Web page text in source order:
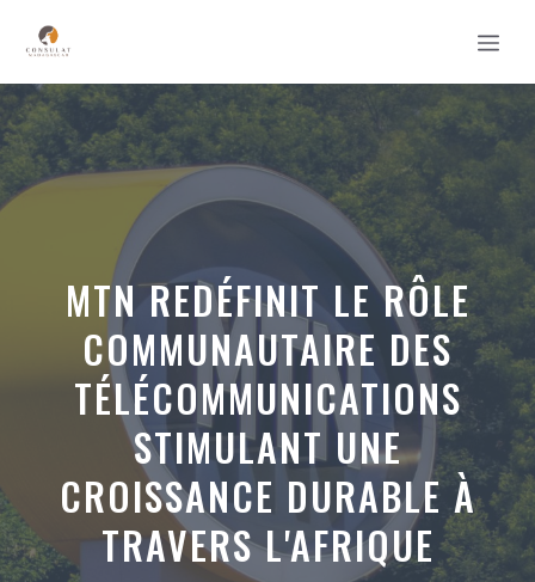
contenu
MTN REDÉFINIT LE RÔLE
COMMUNAUTAIRE DES
TÉLÉCOMMUNICATIONS
STIMULANT UNE
CROISSANCE DURABLE À
TRAVERS L'AFRIQUE